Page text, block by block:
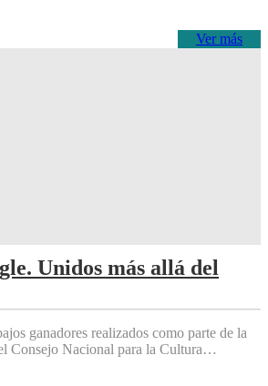
Ver más
Unidos más allá del
ganadores realizados como parte de la
Consejo Nacional para la Cultura…